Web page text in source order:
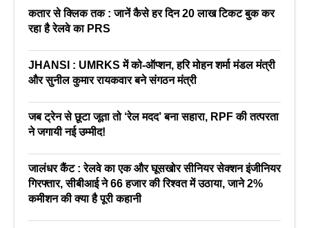
कतार से क्लिक तक : जानें कैसे हर दिन 20 लाख टिकट बुक कर
रहा है रेलवे का PRS
JHANSI : UMRKS में को-ऑप्शन, हरि मोहन शर्मा मंडल मंत्री
और सुनील कुमार रायकवार बने संगठन मंत्री
जब ट्रेन से छूटा जूता तो ‘रेल मदद’ बना सहारा, RPF की तत्परता
ने जगायी नई उम्मीद!
जालंधर कैंट : रेलवे का एक और घूसखोर सीनियर सेक्शन इंजीनियर
गिरफ्तार, सीबीआई ने 66 हजार की रिश्वत में उठाया, जाने 2%
कमीशन की क्या है पूरी कहानी